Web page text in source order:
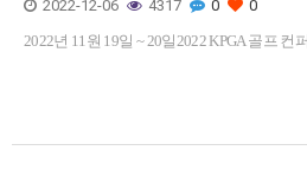
2022-12-06 4317 0
0
2022년 11원 19일 ~ 20일2022 KPGA 골프 컨